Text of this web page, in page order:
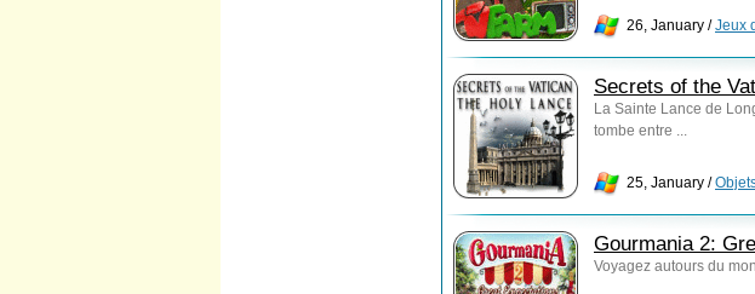
26, January /Jeux
Secrets of the
La Sainte Lance de
tombe entre ...
25, January /
Gourmania 2:
Voyagez autours du